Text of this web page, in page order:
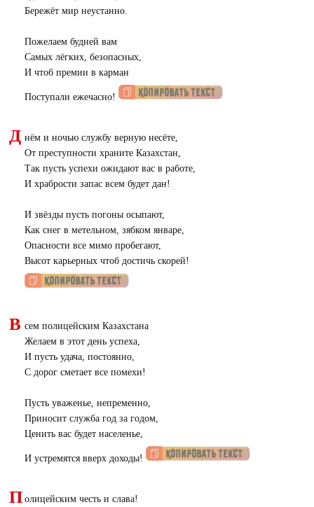
Бережёт мир неустанно.
Пожелаем будней вам
Самых лёгких, безопасных,
И чтоб премии в карман
Поступали ежечасно!
Д нём и ночью службу верную несёте,
От преступности храните Казахстан,
Так пусть успехи ожидают вас в работе,
И храбрости запас всем будет дан!
И звёзды пусть погоны осыпают,
Как снег в метельном, зябком январе,
Опасности все мимо пробегают,
Высот карьерных чтоб достичь скорей!
В сем полицейским Казахстана
Желаем в этот день успеха,
И пусть удача, постоянно,
С дорог сметает все помехи!
Пусть уваженье, непременно,
Приносит служба год за годом,
Ценить вас будет населенье,
И устремятся вверх доходы!
П олицейским честь и слава!